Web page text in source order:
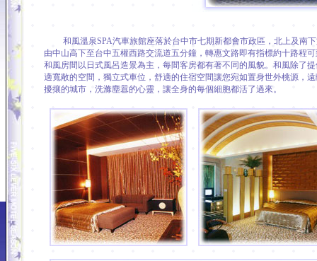
和風溫泉SPA汽車旅館座落於台中市七期新都會市政區，北上及南
由中山高下至台中五權西路交流道五分鐘，轉惠文路即有指標約十路程
和風房間以日式風呂造景為主，每間客房都有著不同的風貌。和風除了
適寬敞的空間，獨立式車位，舒適的住宿空間讓您宛如置身世外桃源，
擾攘的城市，洗滌塵囂的心靈，讓全身的每個細胞都活了過來。